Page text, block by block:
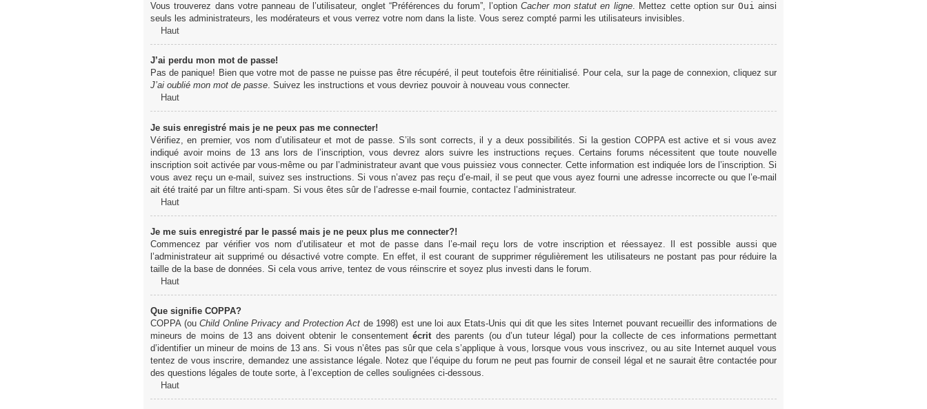
Vous trouverez dans votre panneau de l’utilisateur, onglet “Préférences du forum”, l’optionCacher mon statut en ligne. Mettez cette option sur Oui ainsi
seuls les administrateurs, les modérateurs et vous verrez votre nom dans la liste. Vous serez compté parmi les utilisateurs invisibles.
Haut
J’ai perdu mon mot de passe!
Pas de panique! Bien que votre mot de passe ne puisse pas être récupéré, il peut toutefois être réinitialisé. Pour cela, sur la page de connexion, cliquez sur
J’ai oublié mon mot de passe. Suivez les instructions et vous devriez pouvoir à nouveau vous connecter.
Haut
Je suis enregistré mais je ne peux pas me connecter!
Vérifiez, en premier, vos nom d’utilisateur et mot de passe. S’ils sont corrects, il y a deux possibilités. Si la gestion COPPA est active et si vous avez
indiqué avoir moins de 13 ans lors de l’inscription, vous devrez alors suivre les instructions reçues. Certains forums nécessitent que toute nouvelle
inscription soit activée par vous-même ou par l’administrateur avant que vous puissiez vous connecter. Cette information est indiquée lors de l’inscription. Si
vous avez reçu un e-mail, suivez ses instructions. Si vous n’avez pas reçu d’e-mail, il se peut que vous ayez fourni une adresse incorrecte ou que l’e-mail
ait été traité par un filtre anti-spam. Si vous êtes sûr de l’adresse e-mail fournie, contactez l’administrateur.
Haut
Je me suis enregistré par le passé mais je ne peux plus me connecter?!
Commencez par vérifier vos nom d’utilisateur et mot de passe dans l’e-mail reçu lors de votre inscription et réessayez. Il est possible aussi que
l’administrateur ait supprimé ou désactivé votre compte. En effet, il est courant de supprimer régulièrement les utilisateurs ne postant pas pour réduire la
taille de la base de données. Si cela vous arrive, tentez de vous réinscrire et soyez plus investi dans le forum.
Haut
Que signifie COPPA?
COPPA (ouChild Online Privacy and Protection Act de 1998) est une loi aux Etats-Unis qui dit que les sites Internet pouvant recueillir des informations de
mineurs de moins de 13 ans doivent obtenir le consentementécrit des parents (ou d’un tuteur légal) pour la collecte de ces informations permettant
d’identifier un mineur de moins de 13 ans. Si vous n’êtes pas sûr que cela s’applique à vous, lorsque vous vous inscrivez, ou au site Internet auquel vous
tentez de vous inscrire, demandez une assistance légale. Notez que l’équipe du forum ne peut pas fournir de conseil légal et ne saurait être contactée pour
des questions légales de toute sorte, à l’exception de celles soulignées ci-dessous.
Haut